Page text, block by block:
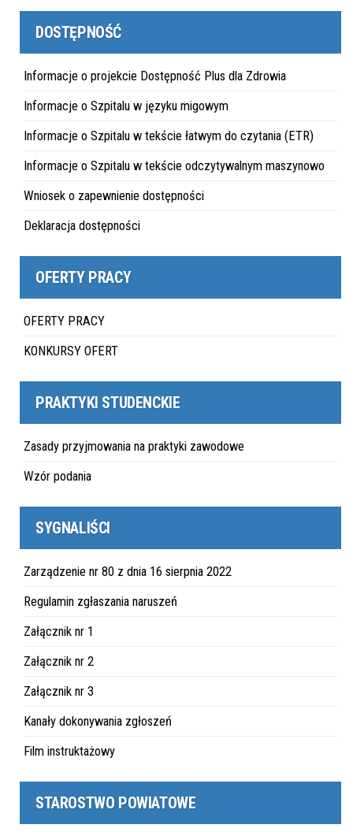
DOSTĘPNOŚĆ
Informacje o projekcie Dostępność Plus dla Zdrowia
Informacje o Szpitalu w języku migowym
Informacje o Szpitalu w tekście łatwym do czytania (ETR)
Informacje o Szpitalu w tekście odczytywalnym maszynowo
Wniosek o zapewnienie dostępności
Deklaracja dostępności
OFERTY PRACY
OFERTY PRACY
KONKURSY OFERT
PRAKTYKI STUDENCKIE
Zasady przyjmowania na praktyki zawodowe
Wzór podania
SYGNALIŚCI
Zarządzenie nr 80 z dnia 16 sierpnia 2022
Regulamin zgłaszania naruszeń
Załącznik nr 1
Załącznik nr 2
Załącznik nr 3
Kanały dokonywania zgłoszeń
Film instruktażowy
STAROSTWO POWIATOWE